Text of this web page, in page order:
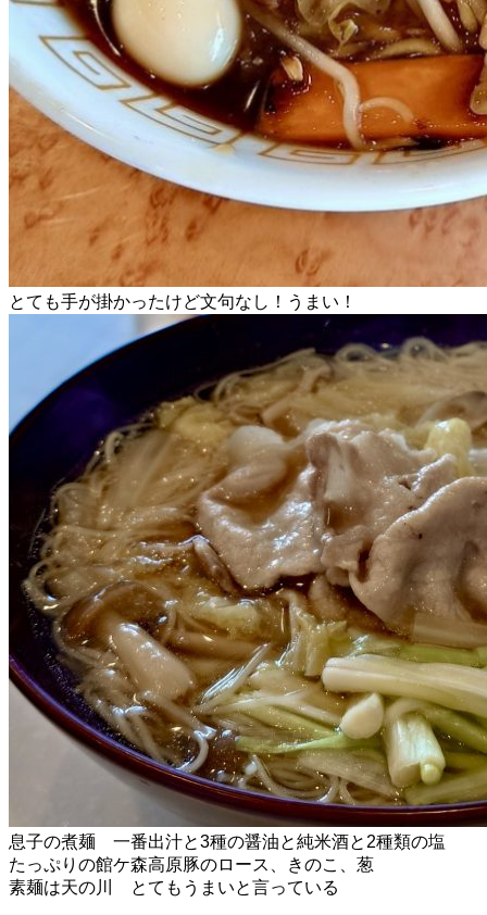
とても手が掛かったけど文句なし！うまい！
息子の煮麺 一番出汁と3種の醤油と純米酒と2種類の塩
たっぷりの館ケ森高原豚のロース、きのこ、葱
素麺は天の川 とてもうまいと言っている